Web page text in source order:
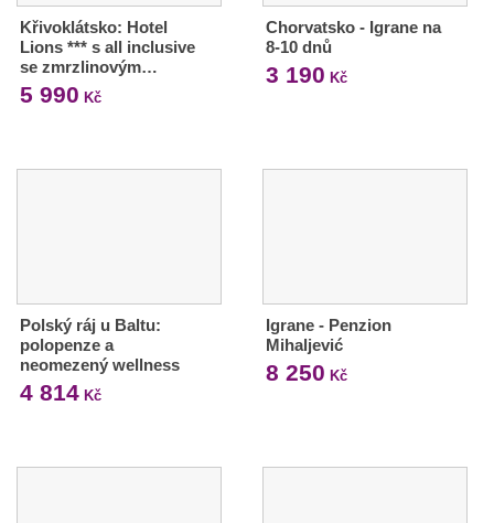
Křivoklátsko: Hotel
Lions *** s all inclusive
se zmrzlinovým…
5 990 Kč
Chorvatsko - Igrane na
8-10 dnů
3 190 Kč
Polský ráj u Baltu:
polopenze a
neomezený wellness
4 814 Kč
Igrane - Penzion
Mihaljević
8 250 Kč